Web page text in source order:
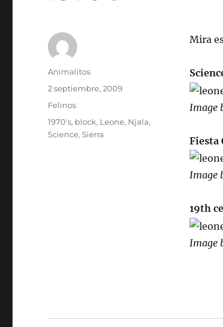
Mira
Image
Fiesta
Image
19th
Image
Autor
Animalitos
Publicado
2 septiembre, 2009
Categorías
Felinos
Etiquetas
1970's, block, Leone, Njala,
Science,Sierra